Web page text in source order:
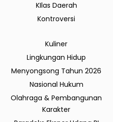
KIlas Daerah
Kontroversi
Kuliner
Lingkungan Hidup
Menyongsong Tahun 2026
Nasional Hukum
Olahraga & Pembangunan
Karakter